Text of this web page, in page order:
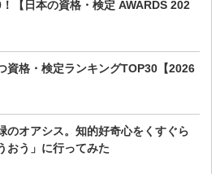
【日本の資格・検定 AWARDS 202
資格・検定ランキングTOP30【2026
のオアシス。知的好奇心をくすぐら
おう」に行ってみた